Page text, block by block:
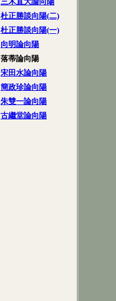
杜正勝談向陽(二)
杜正勝談向陽(一)
向明論向陽
落蒂論向陽
宋田水論向陽
簡政珍論向陽
朱雙一論向陽
古繼堂論向陽